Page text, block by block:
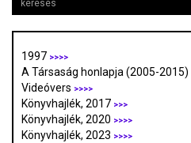
1997 >>>>
A Társaság honlapja (2005-2015)
Videóvers >>>>
Könyvhajlék, 2017 >>>
Könyvhajlék, 2020 >>>>
Könyvhajlék, 2023 >>>>